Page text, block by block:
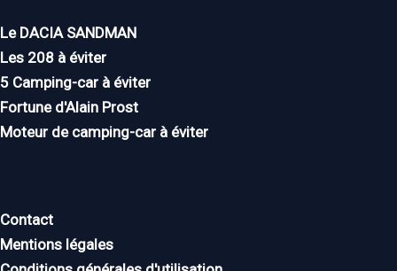
Le DACIA SANDMAN
Les 208 à éviter
5 Camping-car à éviter
Fortune d'Alain Prost
Moteur de camping-car à éviter
Contact
Mentions légales